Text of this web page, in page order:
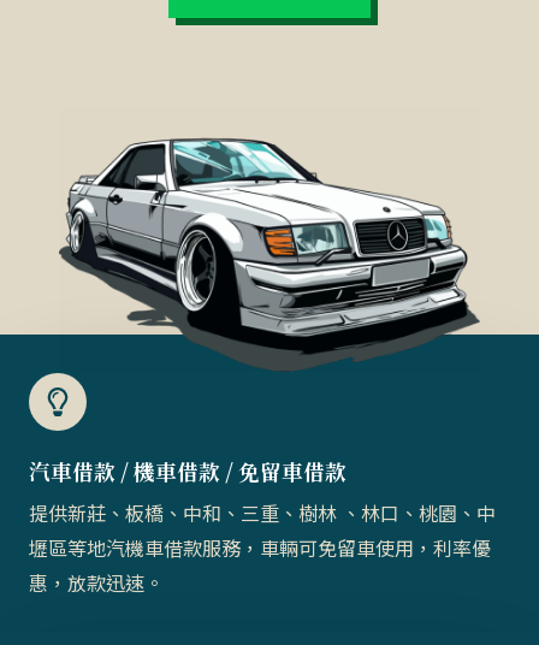
汽車借款 / 機車借款 / 免留車借款​
提供新莊、板橋、中和、三重、樹林 、林口、桃園、中
壢區等地汽機車借款服務，車輛可免留車使用，利率優
惠，放款迅速。